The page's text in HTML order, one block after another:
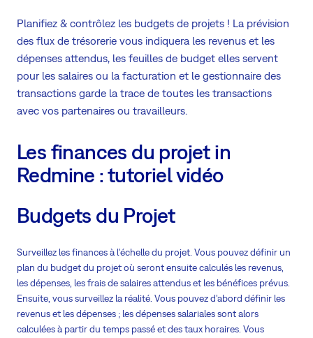
Planifiez & contrôlez les budgets de projets ! La prévision
des flux de trésorerie vous indiquera les revenus et les
dépenses attendus, les feuilles de budget elles servent
pour les salaires ou la facturation et le gestionnaire des
transactions garde la trace de toutes les transactions
avec vos partenaires ou travailleurs.
Les finances du projet in
Redmine : tutoriel vidéo
Budgets du Projet
Surveillez les finances à l'échelle du projet. Vous pouvez définir un
plan du budget du projet où seront ensuite calculés les revenus,
les dépenses, les frais de salaires attendus et les bénéfices prévus.
Ensuite, vous surveillez la réalité. Vous pouvez d'abord définir les
revenus et les dépenses ; les dépenses salariales sont alors
calculées à partir du temps passé et des taux horaires. Vous